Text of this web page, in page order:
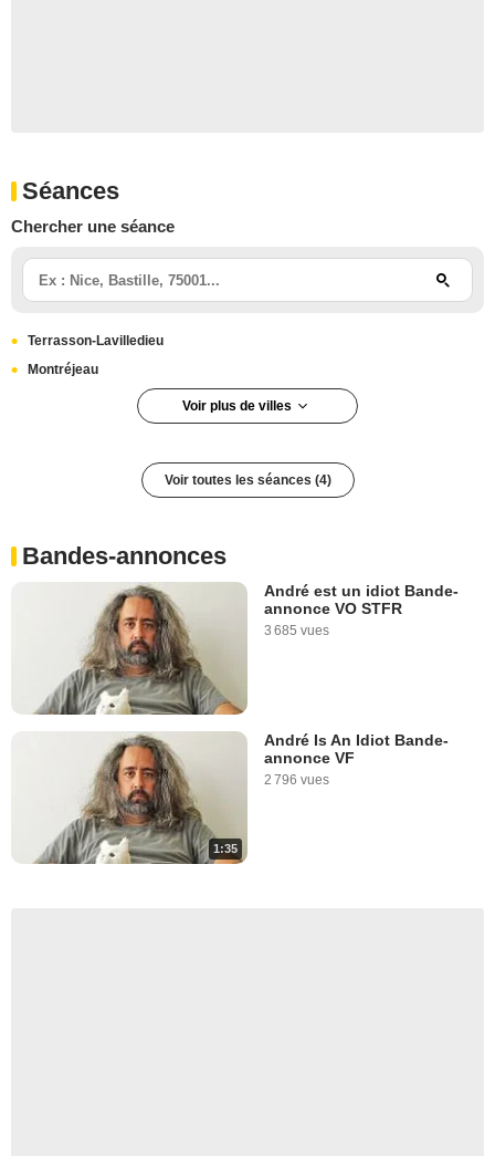
Séances
Chercher une séance
Terrasson-Lavilledieu
Montréjeau
Voir plus de villes
Voir toutes les séances (4)
Bandes-annonces
André est un idiot Bande-
annonce VO STFR
3 685 vues
1:35
André Is An Idiot Bande-
annonce VF
2 796 vues